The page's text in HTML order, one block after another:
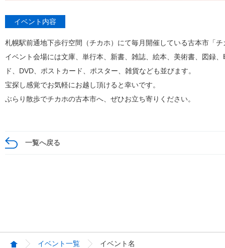
イベント内容
札幌駅前通地下歩行空間（チカホ）にて毎月開催している古本市「
イベント会場には文庫、単行本、新書、雑誌、絵本、美術書、図録
ド、DVD、ポストカード、ポスター、雑貨なども並びます。
宝探し感覚でお気軽にお越し頂けると幸いです。
ぶらり散歩でチカホの古本市へ、ぜひお立ち寄りください。
一覧へ戻る
イベント一覧 イベント名